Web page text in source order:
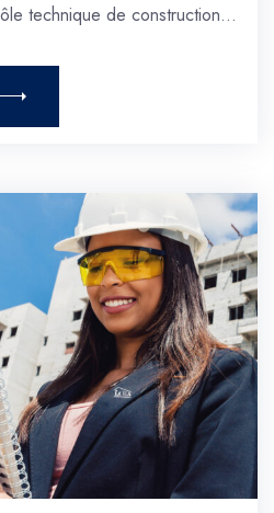
technique de construction…